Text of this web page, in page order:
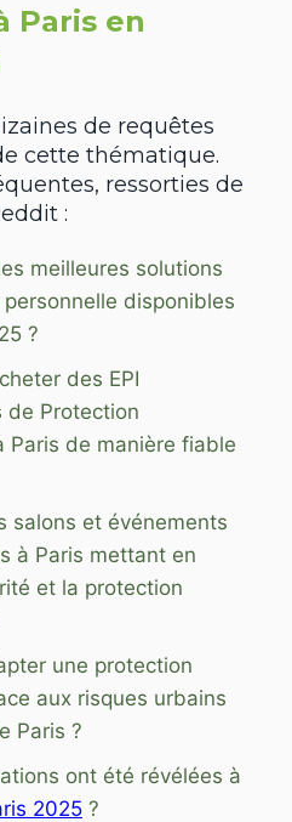
Paris en
de requêtes
cette thématique.
ressorties de
:
meilleures solutions
disponibles
?
des EPI
de Protection
Paris de manière fiable
salons et événements
à Paris mettant en
et la protection
une protection
aux risques urbains
Paris ?
ont été révélées à
2025 ?